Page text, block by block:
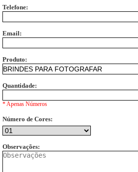
Telefone:
Email:
Produto:
Quantidade:
* Apenas Números
Número de Cores:
Observações: